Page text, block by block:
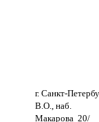
г. Санкт-
В.О., наб.
Макарова 20/